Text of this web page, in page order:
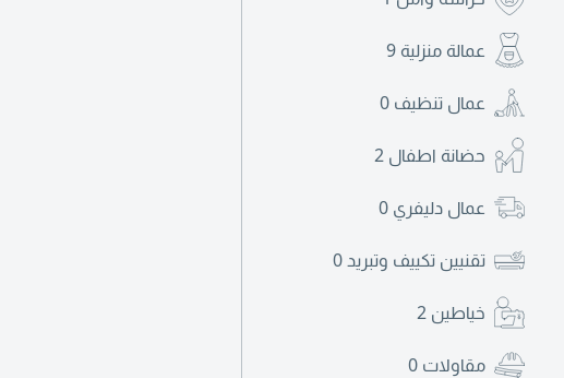
عمالة منزلية 9
عمال تنظيف 0
حضانة اطفال 2
عمال دليفري 0
تقنيين تكييف وتبريد0
خياطين 2
مقاولات 0